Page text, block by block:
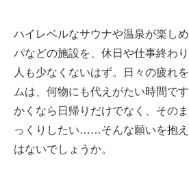
ハイレベルなサウナや温泉が楽し
パなどの施設を、休日や仕事終わ
人も少なくないはず。日々の疲れ
ムは、何物にも代えがたい時間で
かくなら日帰りだけでなく、その
っくりしたい……そんな願いを抱
はないでしょうか。